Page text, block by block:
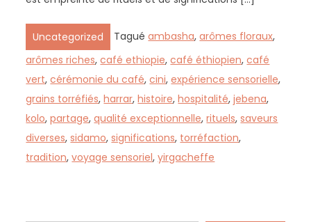
Uncategorized Taguéambasha,arômes floraux,
arômes riches,café ethiopie,café éthiopien,café
vert,cérémonie du café,cini,expérience sensorielle,
grains torréfiés,harrar,histoire,hospitalité,jebena,
kolo,partage,qualité exceptionnelle,rituels,saveurs
diverses,sidamo,significations, torréfaction,
tradition,voyage sensoriel,yirgacheffe